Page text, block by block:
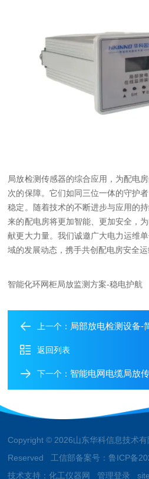
局放检测传感器的综合应用，为配电
次的保障。它们如同三位一体的守护
稳定。随着技术的不断进步与应用的
来的配电房将更加智能、更加安全，
献更大力量。我们诚邀广大电力运维
域的发展动态，携手共创配电房安全运
智能化环网柜局放监测方案-稳电护航
上一个： 局部放电检测设备-
返回列表
下一个： 智能电网电缆局放
Copyright © 2026山东华科信息技术
Reserved 工信部备案号：鲁ICP备
技术支持：化工仪器网 管理登录